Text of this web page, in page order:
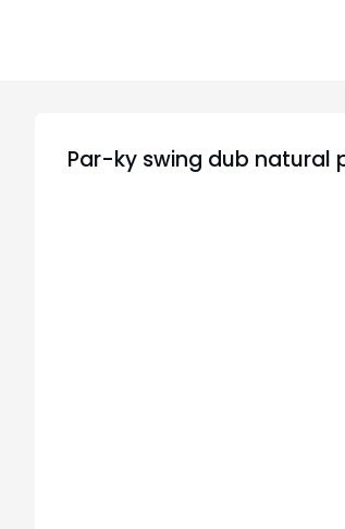
Par-ky swing dub